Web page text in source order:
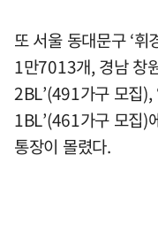
또 서울 동대문구 ‘
1만7013개, 경남 창
2BL’(491가구 모집),
1BL’(461가구 모집
통장이 몰렸다.